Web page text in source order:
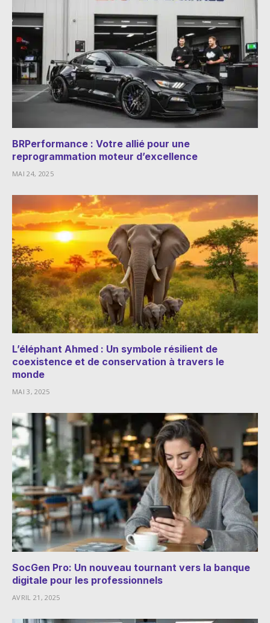
BRPerformance : Votre allié pour une
reprogrammation moteur d’excellence
MAI 24, 2025
L’éléphant Ahmed : Un symbole résilient de
coexistence et de conservation à travers le
monde
MAI 3, 2025
SocGen Pro: Un nouveau tournant vers la banque
digitale pour les professionnels
AVRIL 21, 2025